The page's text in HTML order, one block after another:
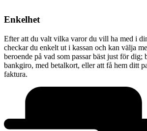
Enkelhet
Efter att du valt vilka varor du vill ha med i
checkar du enkelt ut i kassan och kan välja
beroende på vad som passar bäst just för
bankgiro, med betalkort, eller att få hem ditt
faktura.